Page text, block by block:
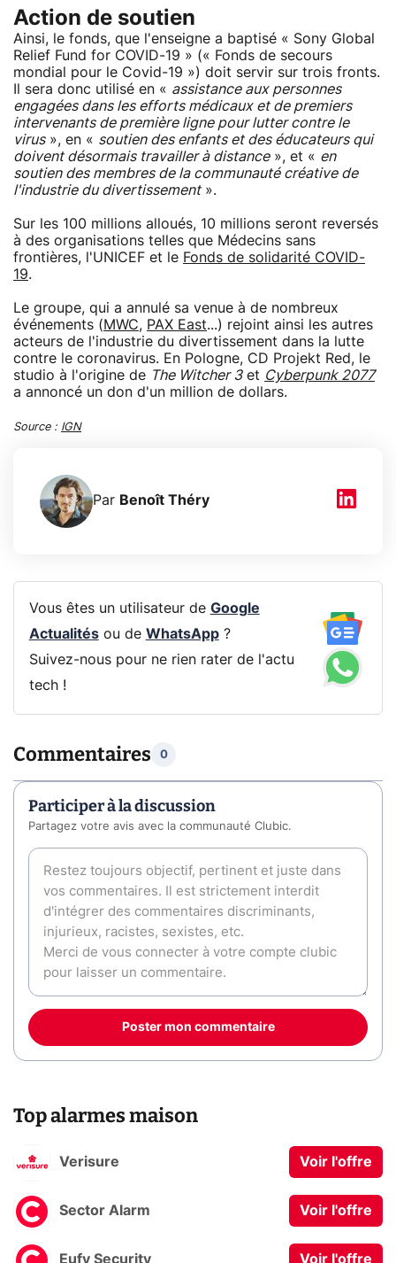
Action de soutien
Ainsi, le fonds, que l'enseigne a baptisé « Sony Global
Relief Fund for COVID-19 » (« Fonds de secours
mondial pour le Covid-19 ») doit servir sur trois fronts.
Il sera donc utilisé en « assistance aux personnes
engagées dans les efforts médicaux et de premiers
intervenants de première ligne pour lutter contre le
virus», en « soutien des enfants et des éducateurs qui
doivent désormais travailler à distance», et « en
soutien des membres de la communauté créative de
l'industrie du divertissement».
Sur les 100 millions alloués, 10 millions seront reversés
à des organisations telles que Médecins sans
frontières, l'UNICEF et le Fonds de solidarité COVID-
19.
Le groupe, qui a annulé sa venue à de nombreux
événements (MWC, PAX East...) rejoint ainsi les autres
acteurs de l'industrie du divertissement dans la lutte
contre le coronavirus. En Pologne, CD Projekt Red, le
studio à l'origine de The Witcher 3et Cyberpunk 2077
a annoncé un don d'un million de dollars.
Source : IGN
Par Benoît Théry
Vous êtes un utilisateur de Google
Actualitésou de WhatsApp?
Suivez-nous pour ne rien rater de l'actu
tech !
Commentaires 0
Participer à la discussion
Partagez votre avis avec la communauté Clubic.
Poster mon commentaire
Top alarmes maison
Verisure Voir l'offre
Sector Alarm Voir l'offre
Eufy Security Voir l'offre